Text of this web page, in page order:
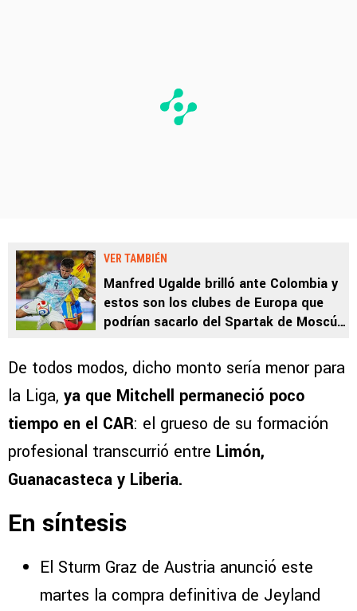
VER TAMBIÉN
Manfred Ugalde brilló ante Colombia y
estos son los clubes de Europa que
podrían sacarlo del Spartak de Moscú:
De todos modos, dicho monto sería menor para
la Liga, ya que Mitchell permaneció poco
tiempo en el CAR: el grueso de su formación
profesional transcurrió entre Limón,
Guanacasteca y Liberia.
En síntesis
El Sturm Graz de Austria anunció este
martes la compra definitiva de Jeyland